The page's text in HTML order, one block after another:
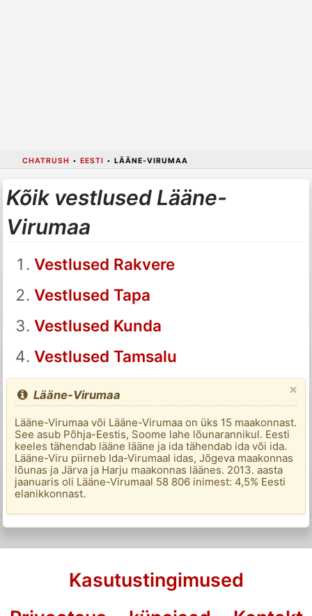
CHATRUSH • EESTI • LÄÄNE-VIRUMAA
Kõik vestlused Lääne-
Virumaa
Vestlused Rakvere
Vestlused Tapa
Vestlused Kunda
Vestlused Tamsalu
×
Lääne-Virumaa
Lääne-Virumaa või Lääne-Virumaa on üks 15 maakonnast.
See asub Põhja-Eestis, Soome lahe lõunarannikul. Eesti
keeles tähendab lääne lääne ja ida tähendab ida või ida.
Lääne-Viru piirneb Ida-Virumaal idas, Jõgeva maakonnas
lõunas ja Järva ja Harju maakonnas läänes. 2013. aasta
jaanuaris oli Lääne-Virumaal 58 806 inimest: 4,5% Eesti
elanikkonnast.
Kasutustingimused